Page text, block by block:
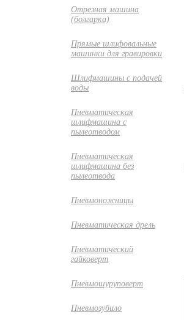
Отрезная машина
(болгарка)
Прямые шлифовальные
машинки для гравировки
Шлифмашины с подачей
воды
Пневматическая
шлифмашина с
пылеотводом
Пневматическая
шлифмашина без
пылеотвода
Пневмоножницы
Пневматическая дрель
Пневматический
гайковерт
Пневмошуруповерт
Пневмозубило